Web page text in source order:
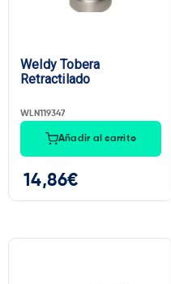
Weldy Tobera
Retractilado
WLN119347
Añadir al carrito
14,86€